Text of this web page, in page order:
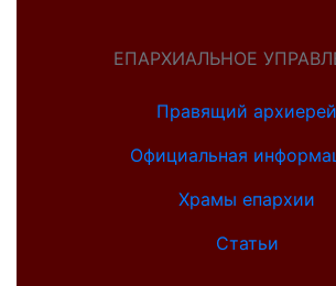
ЕПАРХИАЛЬНОЕ
Правящий архиерей
Официальная
Храмы епархии
Статьи